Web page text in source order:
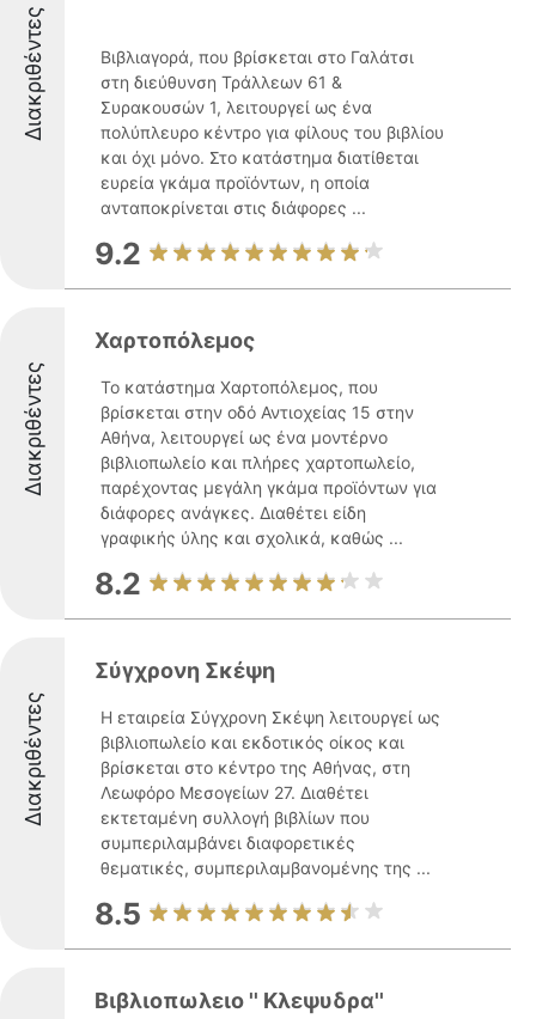
Διακριθέντες
Βιβλιαγορά, που βρίσκεται στο Γαλάτσι
στη διεύθυνση Τράλλεων 61 &
Συρακουσών 1, λειτουργεί ως ένα
πολύπλευρο κέντρο για φίλους του βιβλίου
και όχι μόνο. Στο κατάστημα διατίθεται
ευρεία γκάμα προϊόντων, η οποία
ανταποκρίνεται στις διάφορες ...
9.2
Διακριθέντες
Χαρτοπόλεμος
Το κατάστημα Χαρτοπόλεμος, που
βρίσκεται στην οδό Αντιοχείας 15 στην
Αθήνα, λειτουργεί ως ένα μοντέρνο
βιβλιοπωλείο και πλήρες χαρτοπωλείο,
παρέχοντας μεγάλη γκάμα προϊόντων για
διάφορες ανάγκες. Διαθέτει είδη
γραφικής ύλης και σχολικά, καθώς ...
8.2
Διακριθέντες
Σύγχρονη Σκέψη
Η εταιρεία Σύγχρονη Σκέψη λειτουργεί ως
βιβλιοπωλείο και εκδοτικός οίκος και
βρίσκεται στο κέντρο της Αθήνας, στη
Λεωφόρο Μεσογείων 27. Διαθέτει
εκτεταμένη συλλογή βιβλίων που
συμπεριλαμβάνει διαφορετικές
θεματικές, συμπεριλαμβανομένης της ...
8.5
Βιβλιοπωλειο '' Κλεψυδρα''